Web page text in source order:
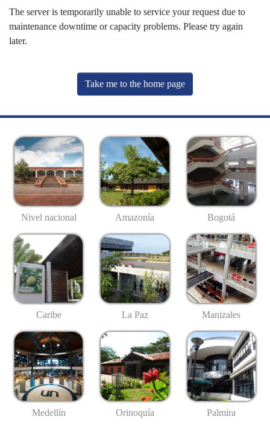
The server is temporarily unable to service your request due to
maintenance downtime or capacity problems. Please try again
later.
Take me to the home page
Nivel nacional Amazonía Bogotá
Caribe La Paz Manizales
Medellín Orinoquía Palmira